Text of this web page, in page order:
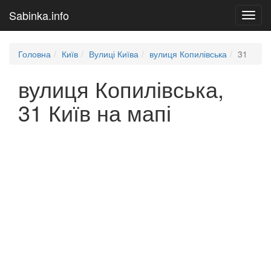
Sabinka.info
Головна Київ Вулиці Київа вулиця Копилівська 31
вулиця Копилівська,
31 Київ на мапі